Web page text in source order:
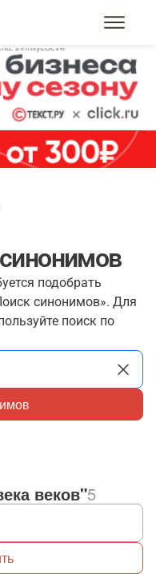
подобрать
синонимов». Для
поиск по
веков"5